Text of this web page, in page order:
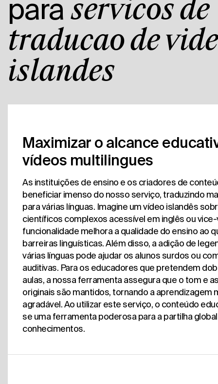
para serviços de
tradução de
islandês
Maximizar o alcance
vídeos multilingues
As instituições de ensino e os criadores de
beneficiar imenso do nosso serviço, traduzindo
para várias línguas. Imagine um vídeo islandês
científicos complexos acessível em inglês ou
funcionalidade melhora a qualidade do ensino ao
barreiras linguísticas. Além disso, a adição de
várias línguas pode ajudar os alunos surdos ou
auditivas. Para os educadores que pretendem
aulas, a nossa ferramenta assegura que o tom e
originais são mantidos, tornando a aprendizagem
agradável. Ao utilizar este serviço, o conteúdo
se uma ferramenta poderosa para a partilha
conhecimentos.